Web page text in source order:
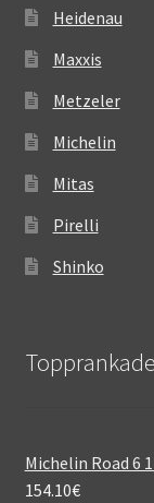
Heidenau
Maxxis
Metzeler
Michelin
Mitas
Pirelli
Shinko
Michelin Road 6
154.10€